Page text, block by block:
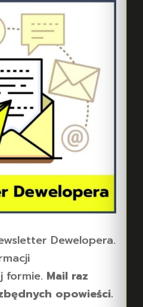
Dewelopera.
formie. Mail raz
opowieści.